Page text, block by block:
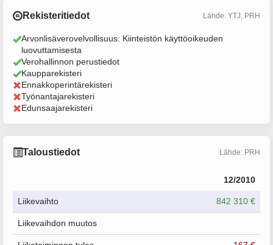
Rekisteritiedot Lähde: YTJ, PRH
Arvonlisäverovelvollisuus: Kiinteistön käyttöoikeuden
luovuttamisesta
Verohallinnon perustiedot
Kaupparekisteri
Ennakkoperintärekisteri
Työnantajarekisteri
Edunsaajarekisteri
Taloustiedot Lähde: PRH
12/2010
Liikevaihto 842 310 €
Liikevaihdon muutos